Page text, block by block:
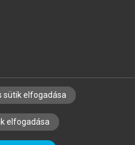
KÖNYVTÁROSOKNAK
ALAPELVEK
sütik elfogadása
elfogadása